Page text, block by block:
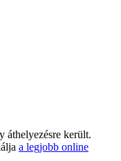
áthelyezésre került.
a legjobb online